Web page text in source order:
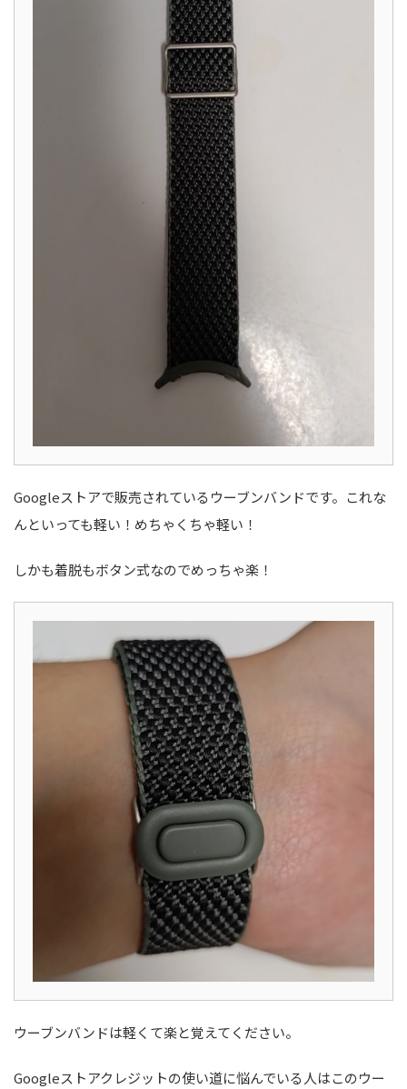
Googleストアで販売されているウーブンバンドです。これな
んといっても軽い！めちゃくちゃ軽い！
しかも着脱もボタン式なのでめっちゃ楽！
ウーブンバンドは軽くて楽と覚えてください。
Googleストアクレジットの使い道に悩んでいる人はこのウー